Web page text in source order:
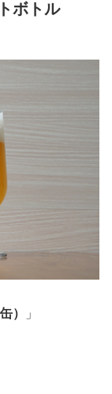
ボトル
）
」